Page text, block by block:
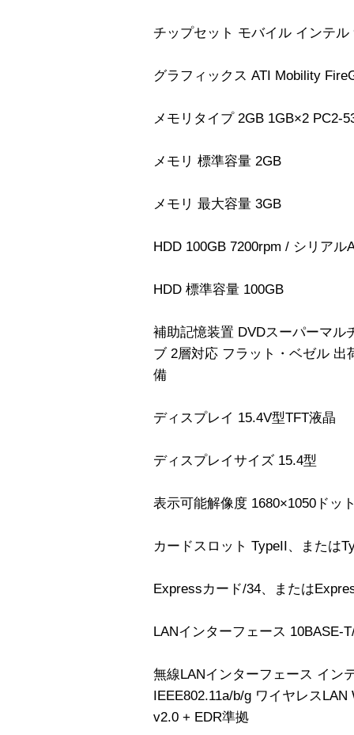
チップセット モバイル インテ
グラフィックス ATI Mobility
メモリタイプ 2GB 1GB×2 PC2-
メモリ 標準容量 2GB
メモリ 最大容量 3GB
HDD 100GB 7200rpm / シリアル
HDD 標準容量 100GB
補助記憶装置 DVDスーパーマル
ブ 2層対応 フラット・ベゼル
備
ディスプレイ 15.4V型TFT液晶
ディスプレイサイズ 15.4型
表示可能解像度 1680×1050ドッ
カードスロット TypeII、または
Expressカード/34、または
LANインターフェース 10BASE-
無線LANインターフェース イン
IEEE802.11a/b/g ワイヤレス
v2.0 + EDR準拠